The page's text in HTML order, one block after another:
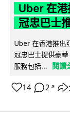
Uber 在
冠忠巴士
Uber 在香港推出
冠忠巴士提供豪
服務包括...
閱讀
14 2 ↗